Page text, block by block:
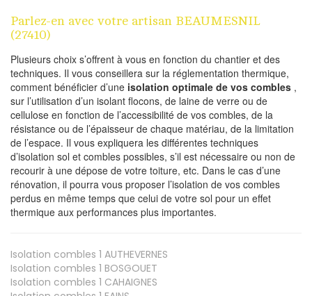
Parlez-en avec votre artisan BEAUMESNIL
(27410)
Plusieurs choix s’offrent à vous en fonction du chantier et des
techniques. Il vous conseillera sur la réglementation thermique,
comment bénéficier d’une isolation optimale de vos combles ,
sur l’utilisation d’un isolant flocons, de laine de verre ou de
cellulose en fonction de l’accessibilité de vos combles, de la
résistance ou de l’épaisseur de chaque matériau, de la limitation
de l’espace. Il vous expliquera les différentes techniques
d’isolation sol et combles possibles, s’il est nécessaire ou non de
recourir à une dépose de votre toiture, etc. Dans le cas d’une
rénovation, il pourra vous proposer l’isolation de vos combles
perdus en même temps que celui de votre sol pour un effet
thermique aux performances plus importantes.
Isolation combles 1 AUTHEVERNES
Isolation combles 1 BOSGOUET
Isolation combles 1 CAHAIGNES